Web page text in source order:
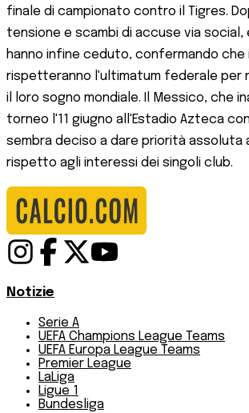
finale di campionato contro il Tigres.
tensione e scambi di accuse via social,
hanno infine ceduto, confermando
rispetteranno l'ultimatum federale per
il loro sogno mondiale. Il Messico, che
torneo l'11 giugno all'Estadio Azteca
sembra deciso a dare priorità assoluta
rispetto agli interessi dei singoli club.
Notizie
Serie A
UEFA Champions League Teams
UEFA Europa League Teams
Premier League
LaLiga
Ligue 1
Bundesliga